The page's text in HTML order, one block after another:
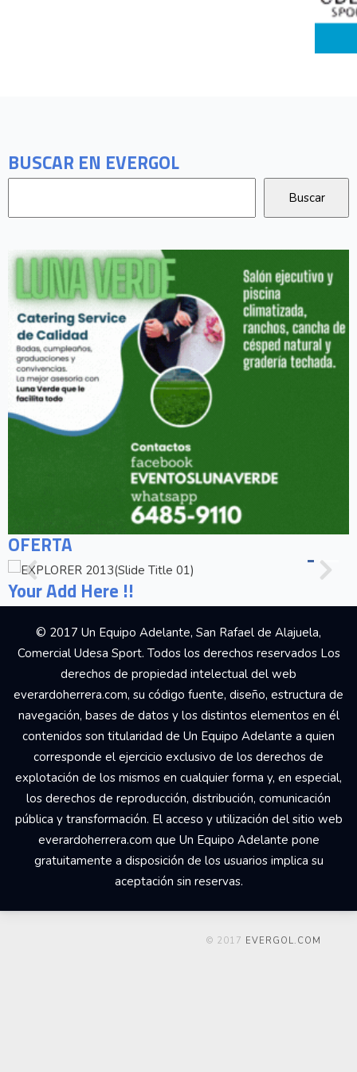
BUSCAR EN EVERGOL
OFERTA
Your Add Here !!
© 2017 Un Equipo Adelante, San Rafael de Alajuela,
Comercial Udesa Sport. Todos los derechos reservados Los
derechos de propiedad intelectual del web
everardoherrera.com, su código fuente, diseño, estructura de
navegación, bases de datos y los distintos elementos en él
contenidos son titularidad de Un Equipo Adelante a quien
corresponde el ejercicio exclusivo de los derechos de
explotación de los mismos en cualquier forma y, en especial,
los derechos de reproducción, distribución, comunicación
pública y transformación. El acceso y utilización del sitio web
everardoherrera.com que Un Equipo Adelante pone
gratuitamente a disposición de los usuarios implica su
aceptación sin reservas.
© 2017 EVERGOL.COM